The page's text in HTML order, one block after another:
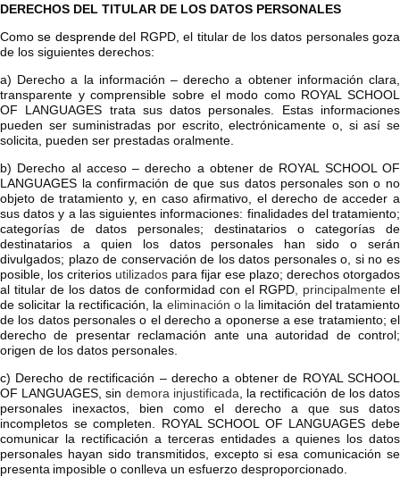
DERECHOS DEL TITULAR DE LOS DATOS PERSONALES
Comose desprende del RGPD, el titular de los datos personales goza
de los siguientes derechos:
a) Derecho a la información – derecho a obtener información clara,
transparente y comprensible sobre el modo como ROYAL SCHOOL
OF LANGUAGES trata sus datos personales. Estas informaciones
pueden ser suministradas por escrito, electrónicamente o, si así se
solicita, pueden ser prestadas oralmente.
b) Derecho al acceso – derecho a obtener de ROYAL SCHOOL OF
LANGUAGES la confirmación de que sus datos personales son o no
objeto de tratamiento y, en caso afirmativo, el derecho de acceder a
sus datos y a las siguientes informaciones: finalidades del tratamiento;
categorías de datos personales; destinatarios o categorías de
destinatarios a quien los datos personales han sido o serán
divulgados; plazo de conservación de los datos personales o, si no es
posible, los criterios utilizados para fijar ese plazo; derechos otorgados
al titular de los datos de conformidad con el RGPD, principalmenteel
de solicitar la rectificación, la eliminación o la limitación del tratamiento
de los datos personales o el derecho a oponerse a ese tratamiento; el
derecho de presentar reclamación ante una autoridad de control;
origen de los datos personales.
c) Derecho de rectificación – derecho a obtener de ROYAL SCHOOL
OF LANGUAGES , sin demora injustificada , la rectificación de los datos
personales inexactos, bien como el derecho a que sus datos
incompletos se completen. ROYAL SCHOOL OF LANGUAGES debe
comunicar la rectificación a terceras entidades a quienes los datos
personales hayan sido transmitidos, excepto si esa comunicación se
presenta imposible o conlleva un esfuerzo desproporcionado.